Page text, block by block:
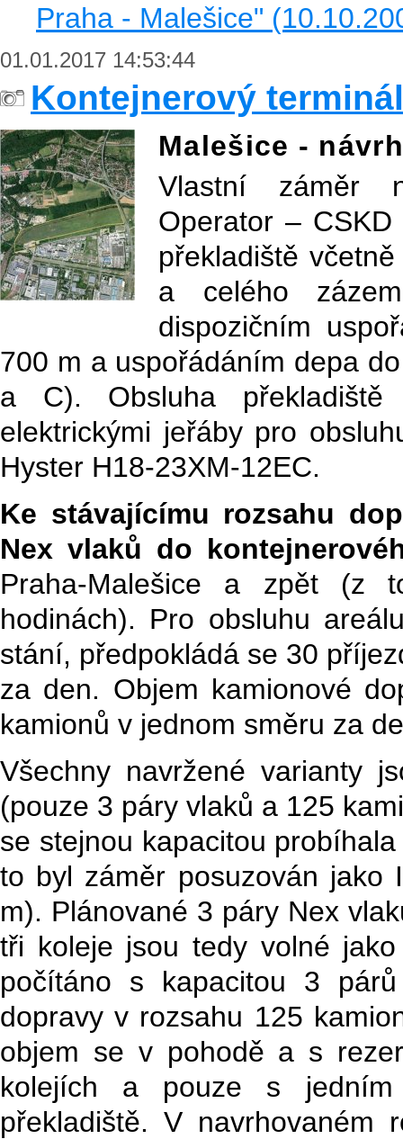
Praha - Malešice"
01.01.2017 14:53:44
Kontejnerový
Malešice -
Vlastní záměr
Operator –
překladiště
a celého
dispozičním
700 m a uspořádáním depa
a C). Obsluha překladiště
elektrickými jeřáby pro
Hyster H18-23XM-12EC.
Ke stávajícímu rozsahu
Nex vlaků do
Praha-Malešice a zpět (z
hodinách). Pro obsluhu
stání, předpokládá se 30
za den. Objem kamionové
kamionů v jednom směru za
Všechny navržené varianty
(pouze 3 páry vlaků a 125
se stejnou kapacitou
to byl záměr posuzován
m). Plánované 3 páry Nex
tři koleje jsou tedy volné
počítáno s kapacitou 3
dopravy v rozsahu 125
objem se v pohodě a s
kolejích a pouze s jedním
překladiště. V navrhovaném